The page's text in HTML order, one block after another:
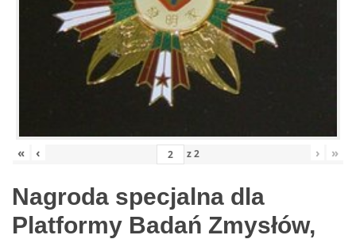
« ‹ z2 › »
Nagroda specjalna dla
Platformy Badań Zmysłów,